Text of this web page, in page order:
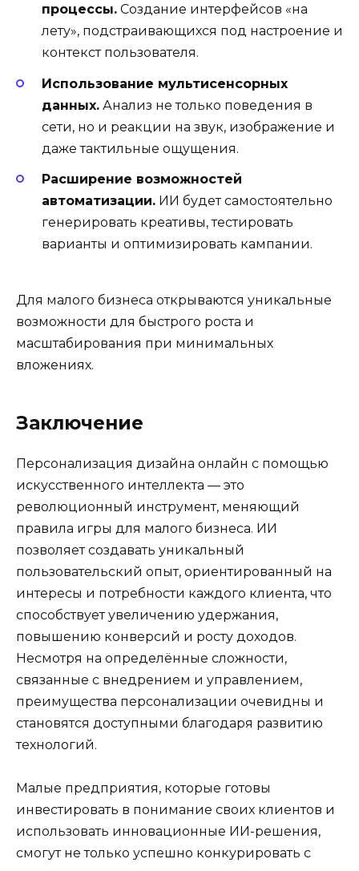
процессы. Создание интерфейсов «на
лету», подстраивающихся под настроение и
контекст пользователя.
Использование мультисенсорных
данных. Анализ не только поведения в
сети, но и реакции на звук, изображение и
даже тактильные ощущения.
Расширение возможностей
автоматизации. ИИ будет самостоятельно
генерировать креативы, тестировать
варианты и оптимизировать кампании.
Для малого бизнеса открываются уникальные
возможности для быстрого роста и
масштабирования при минимальных
вложениях.
Заключение
Персонализация дизайна онлайн с помощью
искусственного интеллекта — это
революционный инструмент, меняющий
правила игры для малого бизнеса. ИИ
позволяет создавать уникальный
пользовательский опыт, ориентированный на
интересы и потребности каждого клиента, что
способствует увеличению удержания,
повышению конверсий и росту доходов.
Несмотря на определённые сложности,
связанные с внедрением и управлением,
преимущества персонализации очевидны и
становятся доступными благодаря развитию
технологий.
Малые предприятия, которые готовы
инвестировать в понимание своих клиентов и
использовать инновационные ИИ-решения,
смогут не только успешно конкурировать с